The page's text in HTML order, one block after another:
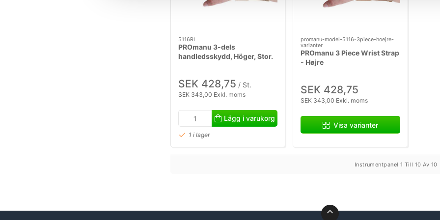
5116RL
PROmanu 3-dels
handledsskydd, Höger, Stor.
SEK 428,75 / St.
SEK 343,00 Exkl. moms
Lägg i varukorg
1 i lager
promanu-model-5116-3piece-hoejre-
varianter
PROmanu 3 Piece Wrist Strap
- Højre
SEK 428,75
SEK 343,00 Exkl. moms
Visa varianter
Instrumentpanel 1 Till 10 Av 10